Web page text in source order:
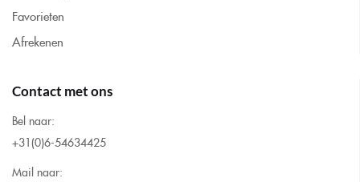
Favorieten
Afrekenen
Contact met ons
Bel naar:
+31(0)6-54634425
Mail naar: